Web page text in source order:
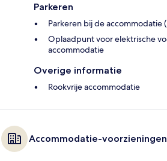
Parkeren
Parkeren bij de accommodatie
Oplaadpunt voor elektrische
accommodatie
Overige informatie
Rookvrije accommodatie
Accommodatie-voorzieningen